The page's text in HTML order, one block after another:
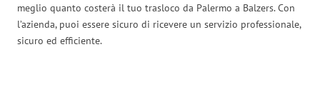
meglio quanto costerà il tuo trasloco da Palermo a Balzers. Con
l’azienda, puoi essere sicuro di ricevere un servizio professionale,
sicuro ed efficiente.